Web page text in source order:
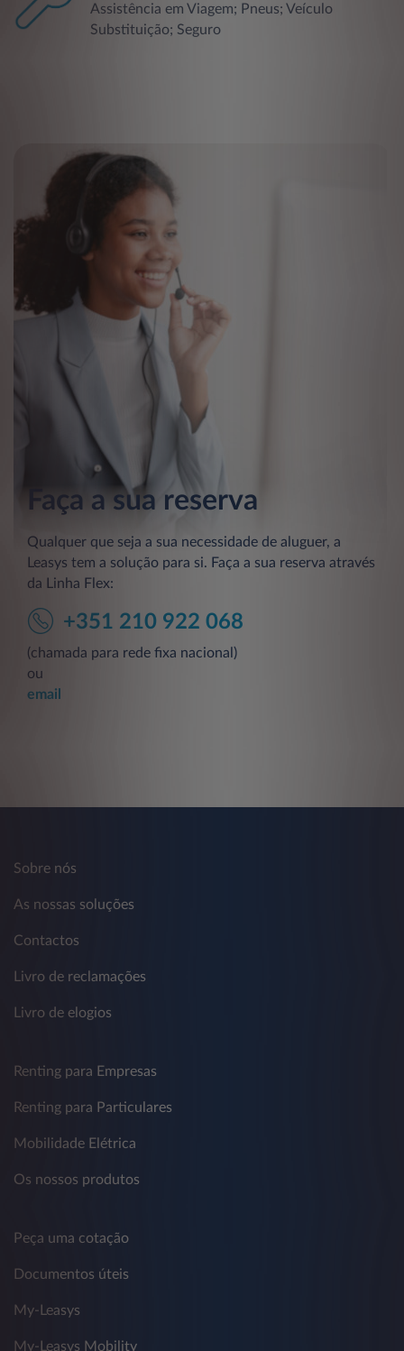
Assistência em Viagem; Pneus; Veículo
Substituição; Seguro
Faça a sua reserva
Qualquer que seja a sua necessidade de aluguer, a
Leasys tem a solução para si. Faça a sua reserva através
da Linha Flex:
+351 210 922 068
(chamada para rede fixa nacional)
ou
email
Sobre nós
As nossas soluções
Contactos
Livro de reclamações
Livro de elogios
Renting para Empresas
Renting para Particulares
Mobilidade Elétrica
Os nossos produtos
Peça uma cotação
Documentos úteis
My-Leasys
My-Leasys Mobility